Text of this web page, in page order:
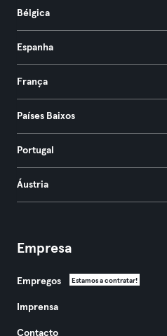
Bélgica
Espanha
França
Países Baixos
Portugal
Áustria
Empresa
Empregos Estamos a contratar!
Imprensa
Contacto